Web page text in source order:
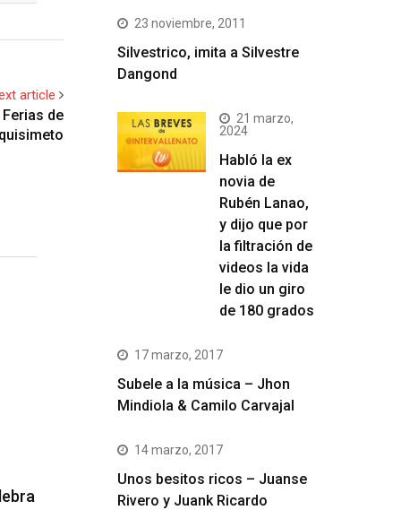
article
de
23 noviembre, 2011
Silvestrico, imita a Silvestre
Dangond
21 marzo,
2024
Habló la ex
novia de
Rubén Lanao,
y dijo que por
la filtración de
videos la vida
le dio un giro
de 180 grados
17 marzo, 2017
Subele a la música – Jhon
Mindiola & Camilo Carvajal
14 marzo, 2017
Unos besitos ricos – Juanse
Rivero y Juank Ricardo